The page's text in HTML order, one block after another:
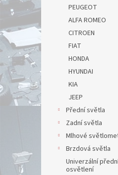
PEUGEOT
ALFA ROMEO
CITROEN
FIAT
HONDA
HYUNDAI
KIA
JEEP
Přední světla
Zadní světla
Mlhové
Brzdová světla
Univerzální
osvětlení